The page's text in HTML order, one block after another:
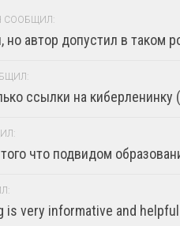
СООБЩИЛ:
но автор допустил в таком
ссылки на киберленинку
что подвидом
is very informative and helpful